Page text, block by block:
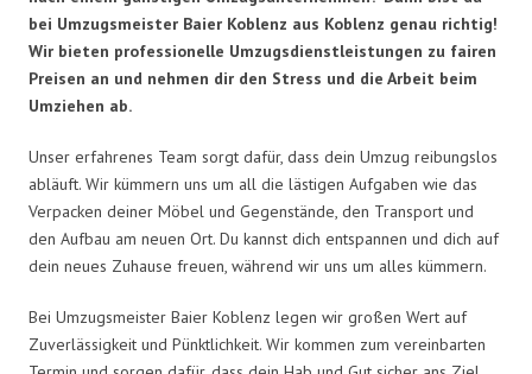
bei Umzugsmeister Baier Koblenz aus Koblenz genau richtig!
Wir bieten professionelle Umzugsdienstleistungen zu fairen
Preisen an und nehmen dir den Stress und die Arbeit beim
Umziehen ab.
Unser erfahrenes Team sorgt dafür, dass dein Umzug reibungslos
abläuft. Wir kümmern uns um all die lästigen Aufgaben wie das
Verpacken deiner Möbel und Gegenstände, den Transport und
den Aufbau am neuen Ort. Du kannst dich entspannen und dich auf
dein neues Zuhause freuen, während wir uns um alles kümmern.
Bei Umzugsmeister Baier Koblenz legen wir großen Wert auf
Zuverlässigkeit und Pünktlichkeit. Wir kommen zum vereinbarten